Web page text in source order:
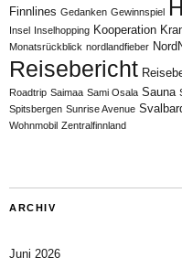
Finnlines Gedanken Gewinnspiel
Insel Inselhopping Kooperation
Monatsrückblick nordlandfieber
Reisebericht
Roadtrip Saimaa Sami Osala Sauna
Spitsbergen Sunrise Avenue
Wohnmobil Zentralfinnland
ARCHIV
Juni 2026